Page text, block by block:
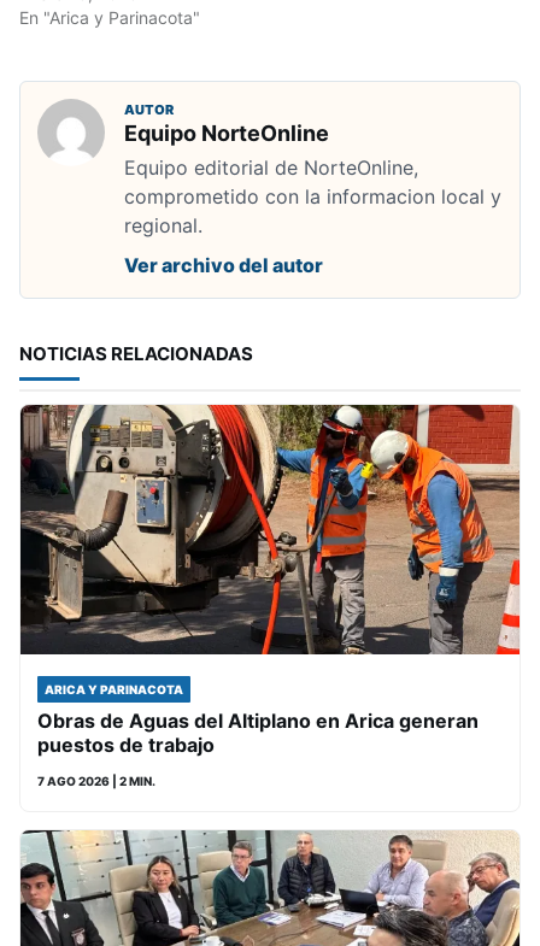
En "Arica y Parinacota"
AUTOR
Equipo NorteOnline
Equipo editorial de NorteOnline,
comprometido con la informacion local y
regional.
Ver archivo del autor
NOTICIAS RELACIONADAS
ARICA Y PARINACOTA
Obras de Aguas del Altiplano en Arica generan
puestos de trabajo
7 AGO 2026 | 2 MIN.